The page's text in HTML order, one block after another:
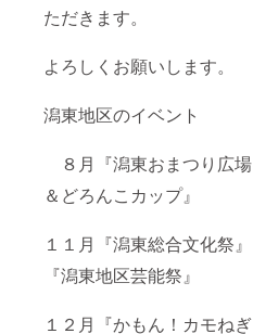
ただきます。
よろしくお願いします。
潟東地区のイベント
８月『潟東おまつり広場
＆どろんこカップ』
１１月『潟東総合文化祭』
『潟東地区芸能祭』
１２月『かもん！カモねぎ